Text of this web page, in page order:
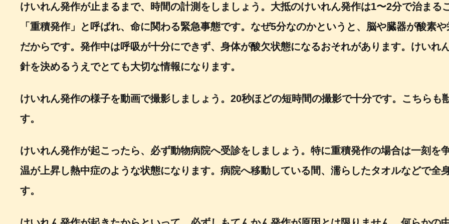
けいれん発作が止まるまで、時間の計測をしましょう。大抵のけいれん発作は1〜2分で治まる
「重積発作」と呼ばれ、命に関わる緊急事態です。なぜ5分なのかというと、脳や臓器が酸素
だからです。発作中は呼吸が十分にできず、身体が酸欠状態になるおそれがあります。けいれ
針を決めるうえでとても大切な情報になります。
けいれん発作の様子を動画で撮影しましょう。20秒ほどの短時間の撮影で十分です。こちら
す。
けいれん発作が起こったら、必ず動物病院へ受診をしましょう。特に重積発作の場合は一刻を
温が上昇し熱中症のような状態になります。病院へ移動している間、濡らしたタオルなどで全
す。